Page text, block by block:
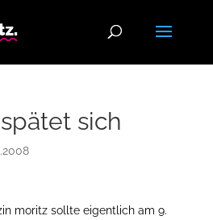
sich
moritz sollte eigentlich am 9.